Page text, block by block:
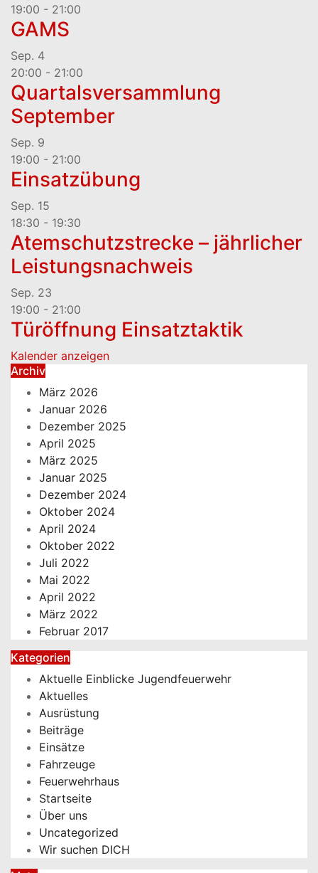
19:00 - 21:00
GAMS
Sep. 4
20:00 - 21:00
Quartalsversammlung
September
Sep. 9
19:00 - 21:00
Einsatzübung
Sep. 15
18:30 - 19:30
Atemschutzstrecke – jährlicher
Leistungsnachweis
Sep. 23
19:00 - 21:00
Türöffnung Einsatztaktik
Kalender anzeigen
Archiv
März 2026
Januar 2026
Dezember 2025
April 2025
März 2025
Januar 2025
Dezember 2024
Oktober 2024
April 2024
Oktober 2022
Juli 2022
Mai 2022
April 2022
März 2022
Februar 2017
Kategorien
Aktuelle Einblicke Jugendfeuerwehr
Aktuelles
Ausrüstung
Beiträge
Einsätze
Fahrzeuge
Feuerwehrhaus
Startseite
Über uns
Uncategorized
Wir suchen DICH